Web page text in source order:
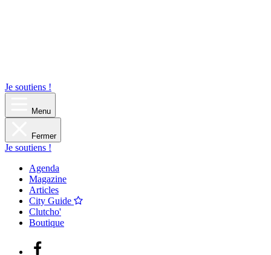
Je soutiens !
Menu
Fermer
Je soutiens !
Agenda
Magazine
Articles
City Guide
Clutcho'
Boutique